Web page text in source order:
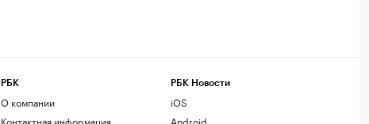
РБК
О компании
Контактная информация
РБК Новости
iOS
Android